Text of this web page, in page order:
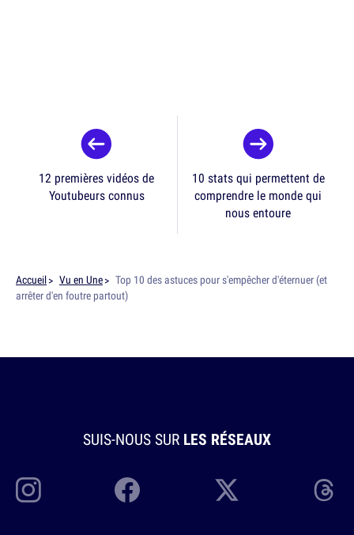
12 premières vidéos de
Youtubeurs connus
10 stats qui permettent de
comprendre le monde qui
nous entoure
Accueil Vu en Une
Top 10 des astuces pour s'empêcher d'éternuer (et
arrêter d'en foutre partout)
SUIS-NOUS SUR LES RÉSEAUX